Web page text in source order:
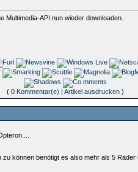
API nun wieder downloaden.
( 0 Kommentar(e) Artikel ausdrucken)
können benötigt es also mehr als 5